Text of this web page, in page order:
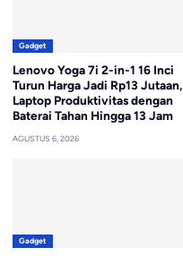
Gadget
Lenovo Yoga 7i 2-in-1 16 Inci
Turun Harga Jadi Rp13 Jutaan,
Laptop Produktivitas dengan
Baterai Tahan Hingga 13 Jam
AGUSTUS 6, 2026
Gadget